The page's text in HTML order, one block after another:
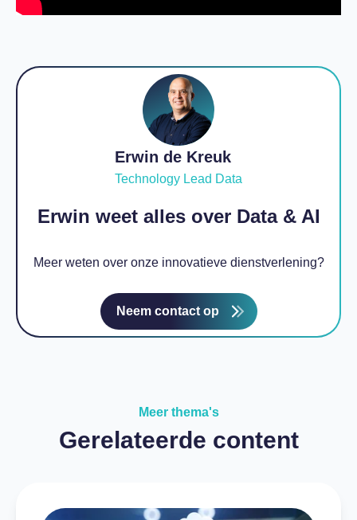
Erwin de Kreuk
Technology Lead Data
Erwin weet alles over Data & AI
Meer weten over onze innovatieve dienstverlening?
Neem contact op
Meer thema's
Gerelateerde content